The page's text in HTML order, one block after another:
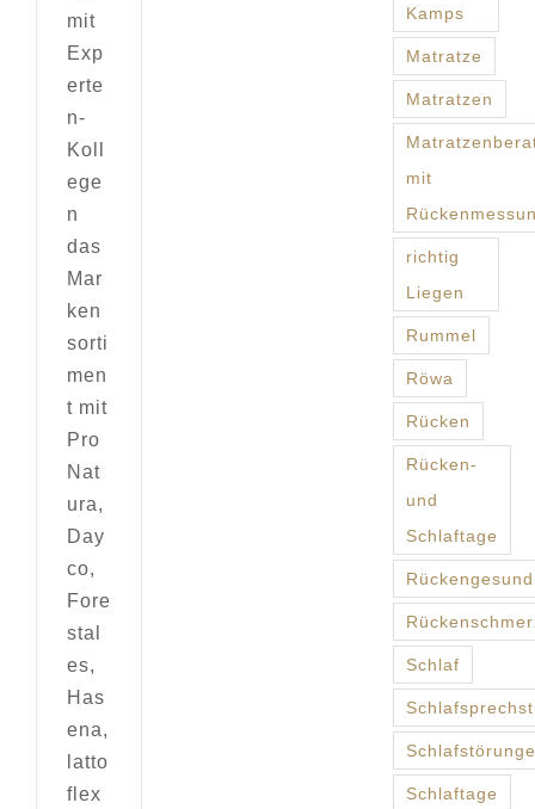
mit
Exp
erte
n-
Koll
ege
n
das
Mar
ken
sorti
men
t mit
Pro
Nat
ura,
Day
co,
Fore
stal
es,
Has
ena,
latto
flex
Kamps
Matratze
Matratzen
mit
richtig
Liegen
Rummel
Röwa
Rücken
Rücken-
und
Schlaftage
Schlaf
Schlaftage